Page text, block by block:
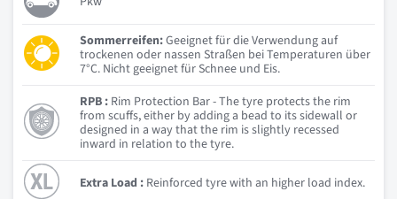
Sommerreifen:Geeignet für die Verwendung auf
trockenen oder nassen Straßen bei Temperaturen über
7°C. Nicht geeignet für Schnee und Eis.
RPB : Rim Protection Bar - The tyre protects the rim
from scuffs, either by adding a bead to its sidewall or
designed in a way that the rim is slightly recessed
inward in relation to the tyre.
Extra Load : Reinforced tyre with an higher load index.